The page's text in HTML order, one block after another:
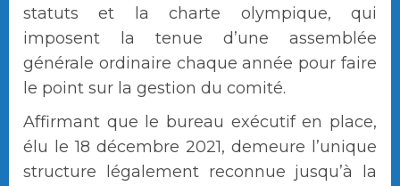
statuts et la charte olympique, qui
imposent la tenue d’une assemblée
générale ordinaire chaque année pour faire
le point sur la gestion du comité.
Affirmant que le bureau exécutif en place,
élu le 18 décembre 2021, demeure l’unique
structure légalement reconnue jusqu’à la